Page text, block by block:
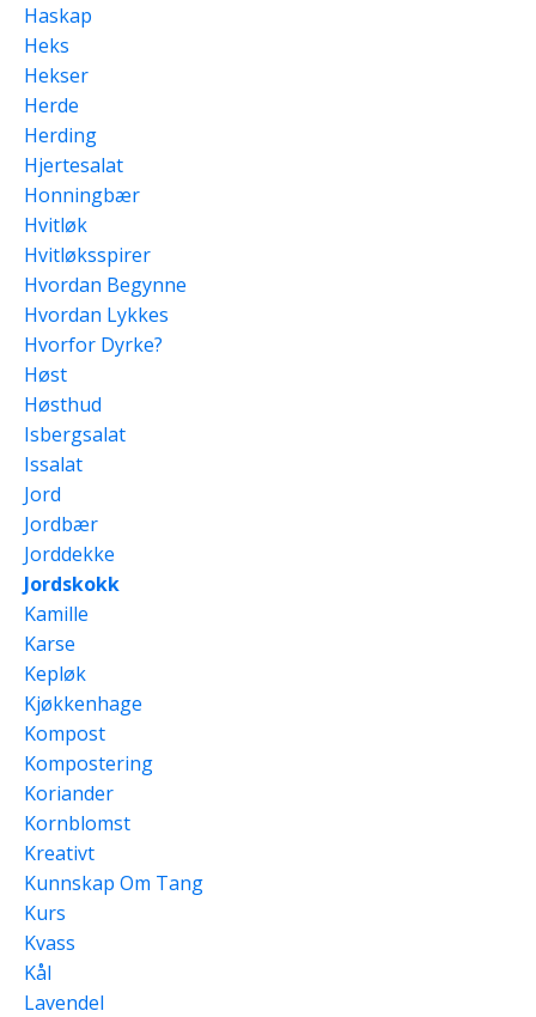
Haskap
Heks
Hekser
Herde
Herding
Hjertesalat
Honningbær
Hvitløk
Hvitløksspirer
Hvordan Begynne
Hvordan Lykkes
Hvorfor Dyrke?
Høst
Høsthud
Isbergsalat
Issalat
Jord
Jordbær
Jorddekke
Jordskokk
Kamille
Karse
Kepløk
Kjøkkenhage
Kompost
Kompostering
Koriander
Kornblomst
Kreativt
Kunnskap Om Tang
Kurs
Kvass
Kål
Lavendel